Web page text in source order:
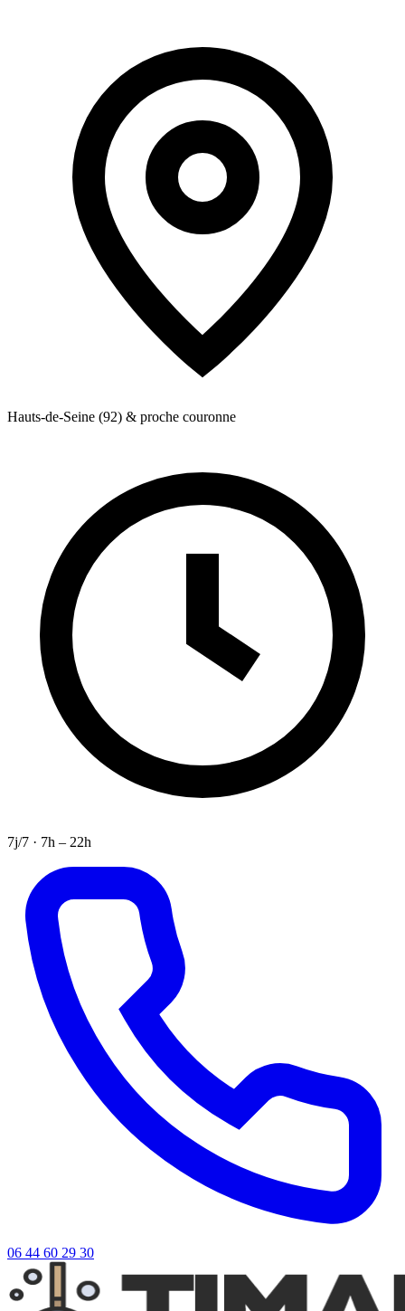
Hauts-de-Seine (92) & proche couronne
7j/7 · 7h – 22h
06 44 60 29 30